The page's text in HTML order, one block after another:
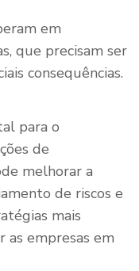
em
que precisam ser
consequências.
para o
de
melhorar a
de riscos e
mais
empresas em